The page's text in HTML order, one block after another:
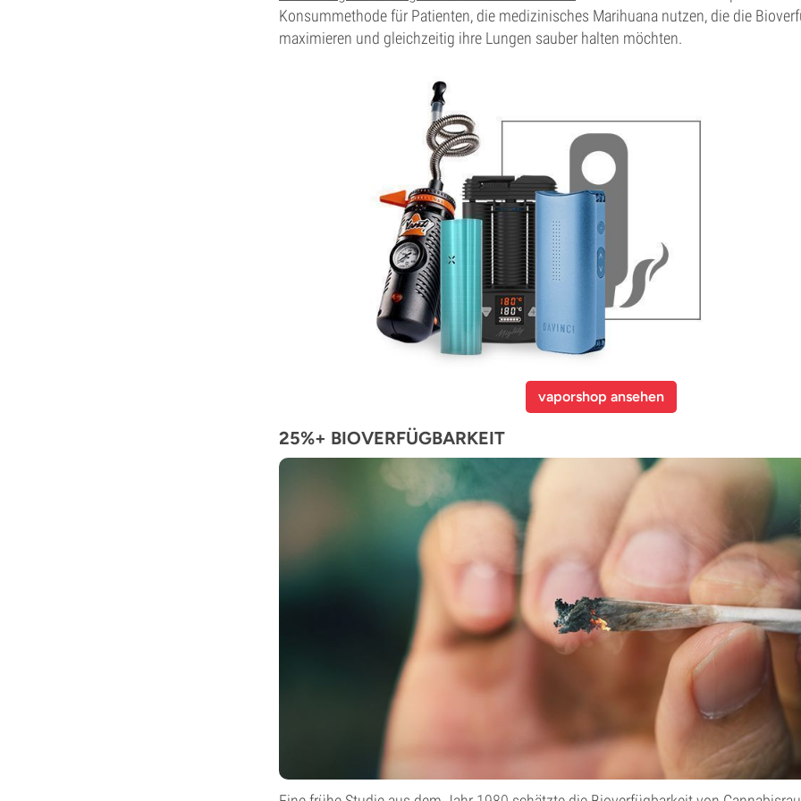
Konsummethode für Patienten, die medizinisches Marihuana nutzen, die die
maximieren und gleichzeitig ihre Lungen sauber halten möchten.
vaporshop ansehen
25%+ BIOVERFÜGBARKEIT